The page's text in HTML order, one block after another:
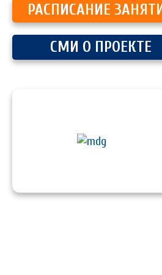
РАСПИСАНИЕ
СМИ О ПРОЕКТЕ